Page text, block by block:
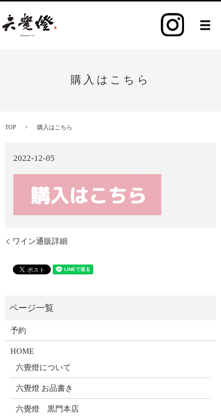
メ
購入はこちら
TOP 購入はこちら
2022-12-05
ワイン通販詳細
予約
HOME
六覺燈について
六覺燈 お品書き
六覺燈 黒門本店